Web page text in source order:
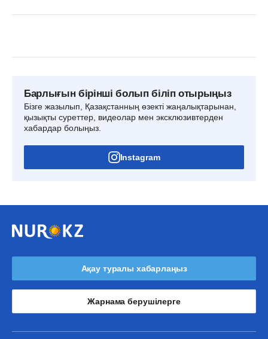
Барлығын бірінші болып біліп отырыңыз
Бізге жазылып, Қазақстанның өзекті жаңалықтарынан,
қызықты суреттер, видеолар мен эксклюзивтерден
хабардар болыңыз.
Instagram
Ақау туралы хабарлаңыз
Жарнама берушілерге